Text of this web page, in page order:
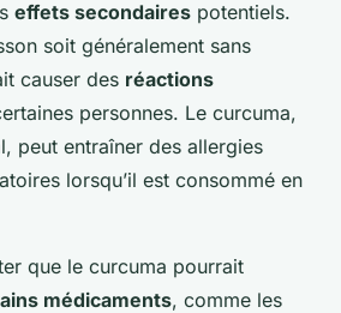
effets secondaires potentiels.
soit généralement sans
causer des réactions
personnes. Le curcuma,
peut entraîner des allergies
lorsqu’il est consommé en
que le curcuma pourrait
médicaments, comme les